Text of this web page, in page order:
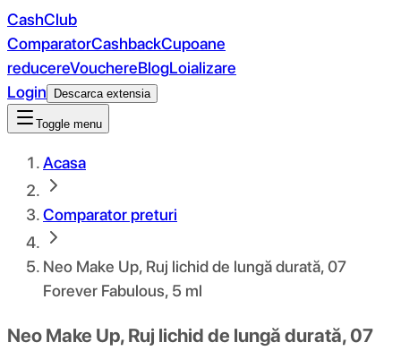
CashClub
ComparatorCashbackCupoane
reducereVouchereBlogLoializare
Login
Descarca extensia
Toggle menu
Acasa
Comparator preturi
Neo Make Up, Ruj lichid de lungă durată, 07
Forever Fabulous, 5 ml
Neo Make Up, Ruj lichid de lungă durată, 07